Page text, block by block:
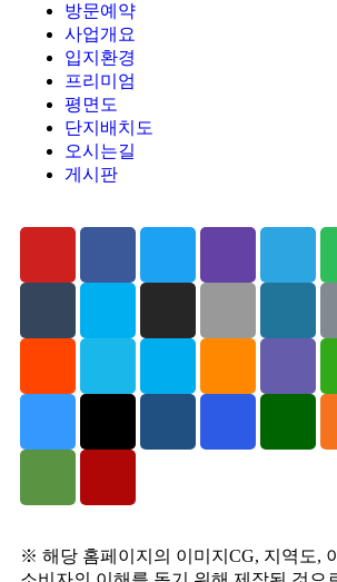
1. 개인정보의 수집/이용목적
– 수집한 개인정보는 본인확인 및 방문예
관련문의를 처리하기 위해 활용합니다.
2. 수집하려는 개인정보의 항목
– 수집하는 개인정보의 항목: 이름,연락처
– 수집한 개인정보는 수집 후 연락을 취하
– 신청자가 제공한 모든 정보는 상기 목적
의를 구합니다.
5. 개인정보의 수집,이용에 관한 동의 거부
방문예약
사업개요
입지환경
프리미엄
평면도
단지배치도
오시는길
게시판
※ 해당 홈페이지의 이미지CG, 지역도,